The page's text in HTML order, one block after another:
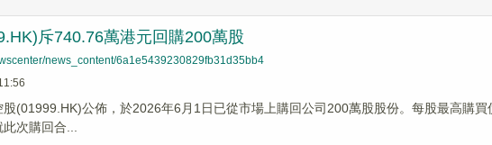
斥740.76萬港元回購200萬股
news_content/6a1e5439230829fb31d35bb4
股(01999.HK)公佈，於2026年6月1日已從市場上購回公司200萬股股份。每股最高購
次購回合...